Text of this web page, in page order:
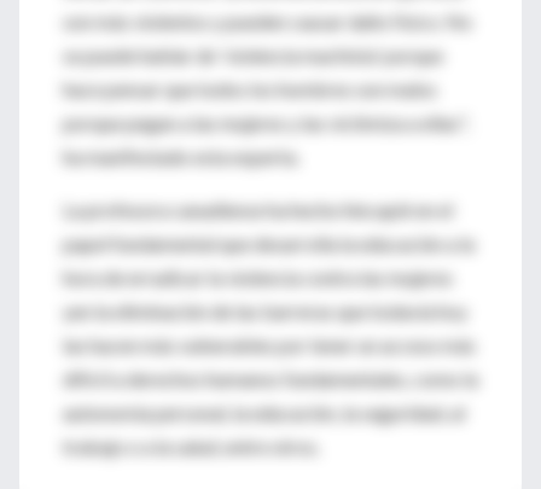
son más violentos y pueden causar daño físico. No
se puede hablar de 'violencia machista' porque
hace pensar que todos los hombres son malos
porque pegan a las mujeres y las victimiza a ellas",
ha manifestado esta experta.
La profesora canadiense ha hecho hincapié en el
papel fundamental que desarrolla la educación a la
hora de erradicar la violencia contra las mujeres
yen la eliminación de las barreras que todavía hoy
las hacen más vulnerables por tener un acceso más
difícil a derechos humanos fundamentales, como la
autonomía personal, la educación, la seguridad, al
trabajo o a la salud, entre otros.